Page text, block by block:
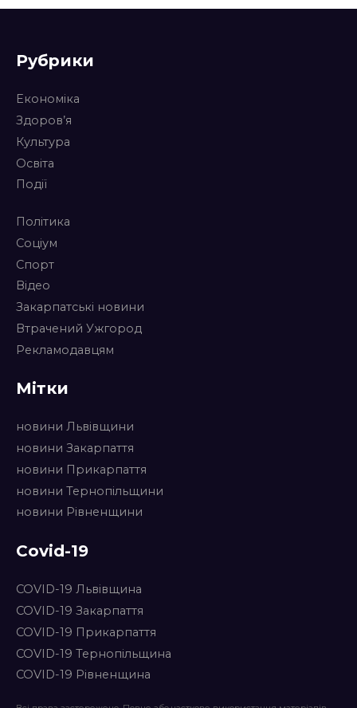
Рубрики
Економіка
Здоров’я
Культура
Освіта
Події
Політика
Соціум
Спорт
Відео
Закарпатські новини
Втрачений Ужгород
Рекламодавцям
Мітки
новини Львівщини
новини Закарпаття
новини Прикарпаття
новини Тернопільщини
новини Рівненщини
Covid-19
COVID-19 Львівщина
COVID-19 Закарпаття
COVID-19 Прикарпаття
COVID-19 Тернопільщина
COVID-19 Рівненщина